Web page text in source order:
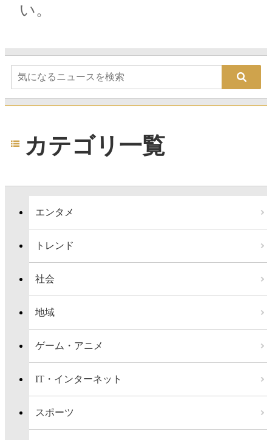
い。
カテゴリ一覧
エンタメ
トレンド
社会
地域
ゲーム・アニメ
IT・インターネット
スポーツ